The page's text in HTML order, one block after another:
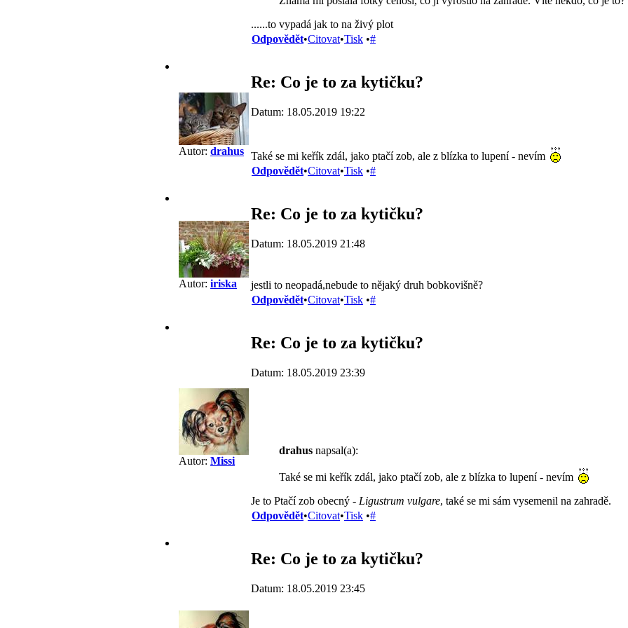
......to vypadá jak to na živý plot
Odpovědět•Citovat•Tisk •#
Autor: drahus
Re: Co je to za kytičku?
Datum: 18.05.2019 19:22
Také se mi keřík zdál, jako ptačí zob, ale z blízka to lupení - nevím
Odpovědět•Citovat•Tisk •#
Autor: iriska
Re: Co je to za kytičku?
Datum: 18.05.2019 21:48
jestli to neopadá,nebude to nějaký druh bobkovišně?
Odpovědět•Citovat•Tisk •#
Autor: Missi
Re: Co je to za kytičku?
Datum: 18.05.2019 23:39
drahus napsal(a):
Také se mi keřík zdál, jako ptačí zob, ale z blízka to lupení - nevím
Je to Ptačí zob obecný - Ligustrum vulgare, také se mi sám vysemenil na zahradě.
Odpovědět•Citovat•Tisk •#
Re: Co je to za kytičku?
Datum: 18.05.2019 23:45